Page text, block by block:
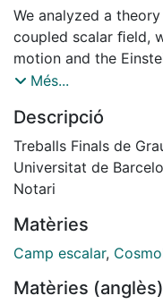
We analyzed a
coupled scalar ﬁeld,
motion and the
symmetric
coupled scalar could
that exists between
parameter H0, using
the aim of this work
the cosmological
value within a cosmic
Més...
Descripció
Treballs Finals de
Universitat de
Notari
Matèries
Camp escalar,
Matèries (anglès)